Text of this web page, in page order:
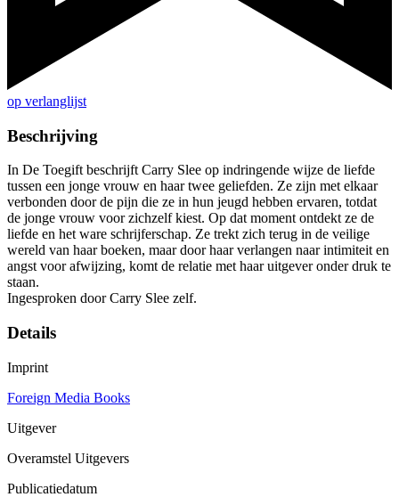
op verlanglijst
Beschrijving
In De Toegift beschrijft Carry Slee op indringende wijze de liefde
tussen een jonge vrouw en haar twee geliefden. Ze zijn met elkaar
verbonden door de pijn die ze in hun jeugd hebben ervaren, totdat
de jonge vrouw voor zichzelf kiest. Op dat moment ontdekt ze de
liefde en het ware schrijferschap. Ze trekt zich terug in de veilige
wereld van haar boeken, maar door haar verlangen naar intimiteit en
angst voor afwijzing, komt de relatie met haar uitgever onder druk te
staan.
Ingesproken door Carry Slee zelf.
Details
Imprint
Foreign Media Books
Uitgever
Overamstel Uitgevers
Publicatiedatum